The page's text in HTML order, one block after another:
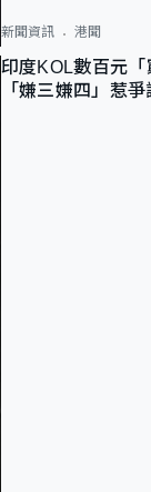
新聞資訊 港聞
印度KOL數百元
「嫌三嫌四」惹